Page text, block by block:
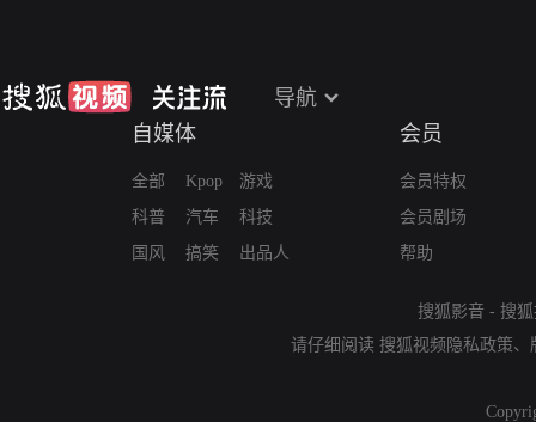
导航
自媒体
全部
科普
国风
Kpop
汽车
搞笑
游戏
科技
出品人
会员
会员特权
会员剧场
帮助
搜狐影音 - 搜
请仔细阅读 搜狐视频隐私政策、